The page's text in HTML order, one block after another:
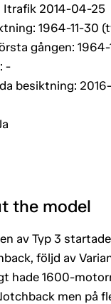
Itrafik 2014-04-25
1964-11-30
gången: 1964-
-
besiktning:
the model
av Typ 3
följd av
hade 1600-
men på